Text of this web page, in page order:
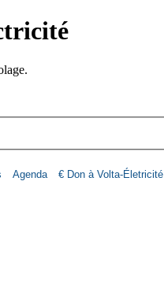
Agenda € Don à Volta-Életricité